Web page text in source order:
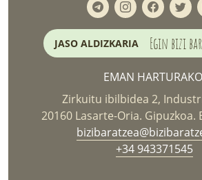
JASO ALDIZKARIA Egin bizi
EMAN
Zirkuitu ibilbidea 2,
20160 Lasarte-Oria. Gipuzkoa.
+34 943371545